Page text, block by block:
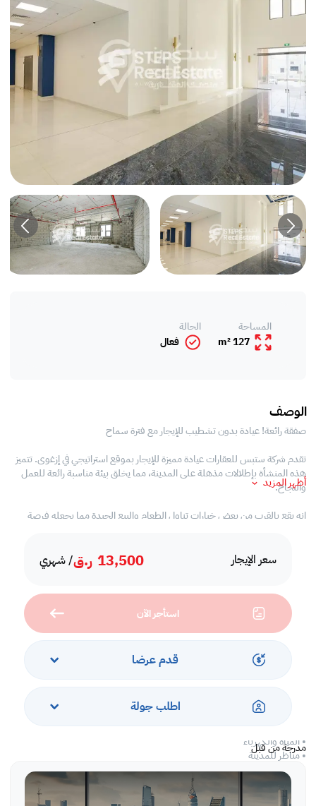
سعر الإيجار 13,500 ر.ق/ شهري
استأجر الآن
قدم عرضا
اطلب جولة
مدرجة من قبل
المساحة
127 m²
الحالة
فعال
الوصف
صفقة رائعة! عيادة بدون تشطيب للإيجار مع فترة سماح
تقدم شركة ستبس للعقارات عيادة مميزة للإيجار بموقع استراتيجي في إزغوى. تتميز
هذه المنشأة بإطلالات مذهلة على المدينة، مما يخلق بيئة مناسبة رائعة للعمل
والنجاخ.
إنه يقع بالقرب من بعض خيارات تناول الطعام والبيع الجيدة مما يجعله فرصة
مواصفات العقار
• مساحات مفتوحة
• حمام خاص
• مطبخ خاص
الخدمات والمرافق
• امن وحراسة
• مكافحة الحشرات
• المياه والكهرباء
• مناظر للمدينة
اتصل بنا واحجز موعدا لرؤية العقار اليوم!
* تطبّق رسوم الشركة
أظهر المزيد